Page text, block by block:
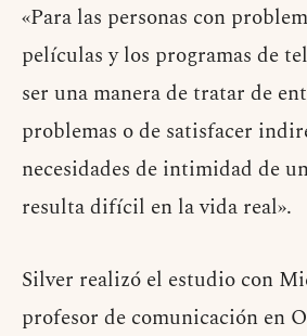
«Para las personas con
películas y los programas de
ser una manera de tratar de
problemas o de satisfacer
necesidades de intimidad de
resulta difícil en la vida real».
Silver realizó el estudio con
profesor de comunicación en